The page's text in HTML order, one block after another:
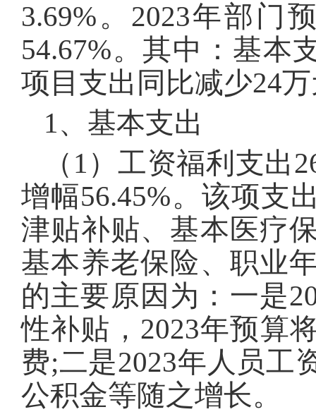
3.69%。2023年部门
54.67%。其中：基本
项目支出同比减少24
1、基本支出
（1）工资福利支出
增幅56.45%。该项支
津贴补贴、基本医疗
基本养老保险、职业
的主要原因为：一是
性补贴，2023年预算
费;二是2023年人员工
公积金等随之增长。